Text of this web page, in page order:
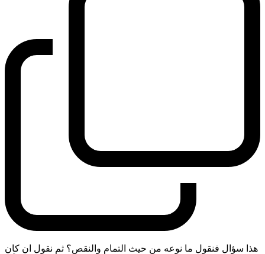
هذا سؤال فنقول ما نوعه من حيث التمام والنقص؟ ثم نقول ان كان